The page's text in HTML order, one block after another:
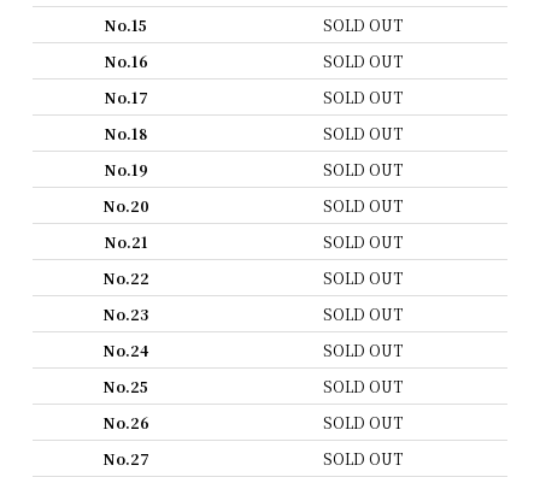
No.15
SOLD OUT
No.16
SOLD OUT
No.17
SOLD OUT
No.18
SOLD OUT
No.19
SOLD OUT
No.20
SOLD OUT
No.21
SOLD OUT
No.22
SOLD OUT
No.23
SOLD OUT
No.24
SOLD OUT
No.25
SOLD OUT
No.26
SOLD OUT
No.27
SOLD OUT